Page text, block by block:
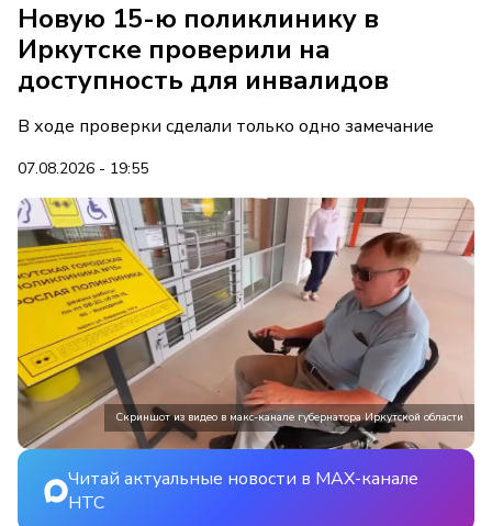
Новую 15-ю поликлинику в
Иркутске проверили на
доступность для инвалидов
В ходе проверки сделали только одно замечание
07.08.2026 - 19:55
Скриншот из видео в макс-канале губернатора Иркутской области
Читай актуальные новости в MAX-канале
НТС